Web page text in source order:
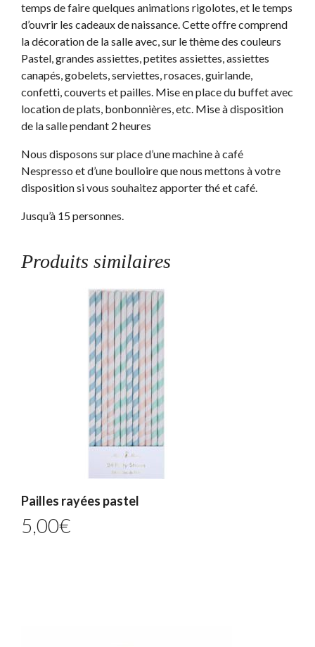
temps de faire quelques animations rigolotes, et le temps
d’ouvrir les cadeaux de naissance. Cette offre comprend
la décoration de la salle avec, sur le thème des couleurs
Pastel, grandes assiettes, petites assiettes, assiettes
canapés, gobelets, serviettes, rosaces, guirlande,
confetti, couverts et pailles. Mise en place du buffet avec
location de plats, bonbonnières, etc. Mise à disposition
de la salle pendant 2 heures
Nous disposons sur place d’une machine à café
Nespresso et d’une boulloire que nous mettons à votre
disposition si vous souhaitez apporter thé et café.
Jusqu’à 15 personnes.
Produits similaires
Pailles rayées pastel
5,00€